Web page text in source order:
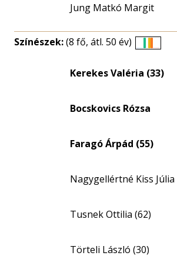
Jung Matkó Margit
Színészek:(8 fő, átl. 50 év)
eloszlás
Kerekes Valéria (33)
Bocskovics Rózsa
Faragó Árpád (55)
Nagygellértné Kiss Júlia
Tusnek Ottilia (62)
Törteli László (30)